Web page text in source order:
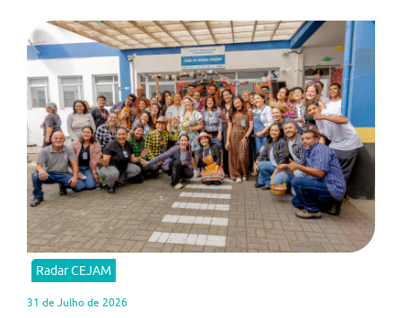
Radar CEJAM
31 de Julho de 2026